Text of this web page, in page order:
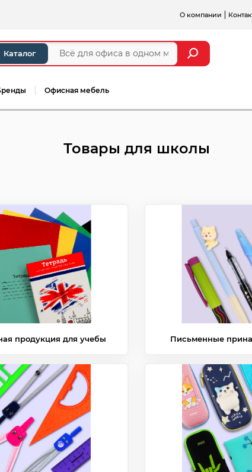
О компании
Каталог
Офисная мебель
Товары для школы
продукция для учебы Письменные